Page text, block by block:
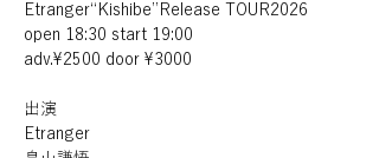
Etranger“Kishibe”Release TOUR2026
open 18:30 start 19:00
adv.¥2500 door ¥3000
出演
Etranger